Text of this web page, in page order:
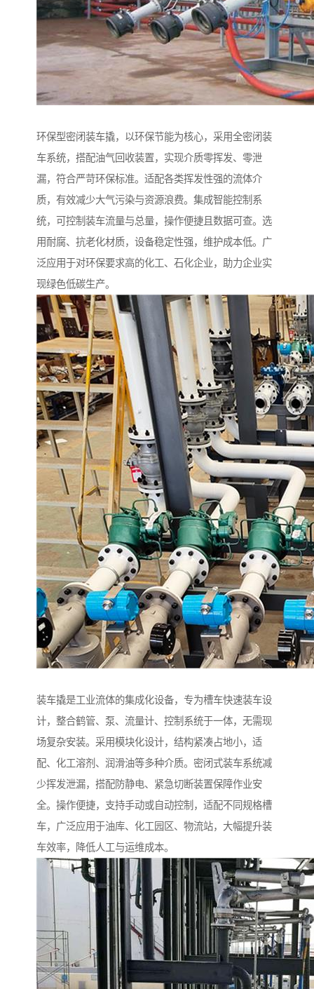
环保型密闭装车撬，以环保节能为核心，采用全密闭装
车系统，搭配油气回收装置，实现介质零挥发、零泄
漏，符合严苛环保标准。适配各类挥发性强的流体介
质，有效减少大气污染与资源浪费。集成智能控制系
统，可控制装车流量与总量，操作便捷且数据可查。选
用耐腐、抗老化材质，设备稳定性强，维护成本低。广
泛应用于对环保要求高的化工、石化企业，助力企业实
现绿色低碳生产。
装车撬是工业流体的集成化设备，专为槽车快速装车设
计，整合鹤管、泵、流量计、控制系统于一体，无需现
场复杂安装。采用模块化设计，结构紧凑占地小，适
配、化工溶剂、润滑油等多种介质。密闭式装车系统减
少挥发泄漏，搭配防静电、紧急切断装置保障作业安
全。操作便捷，支持手动或自动控制，适配不同规格槽
车，广泛应用于油库、化工园区、物流站，大幅提升装
车效率，降低人工与运维成本。